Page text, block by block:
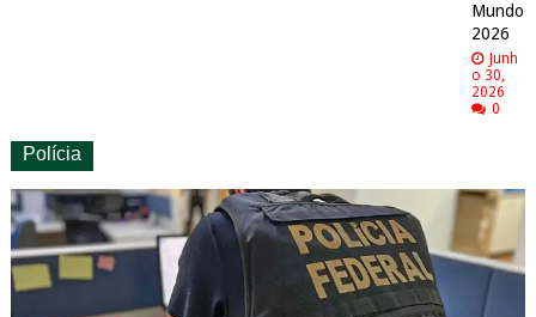
Mundo
2026
Junh
o 30,
2026
0
Polícia